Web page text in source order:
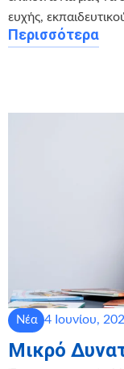
ευχής,
Περισσότερα
Νέα 4 Ιουνίου,
Μικρό